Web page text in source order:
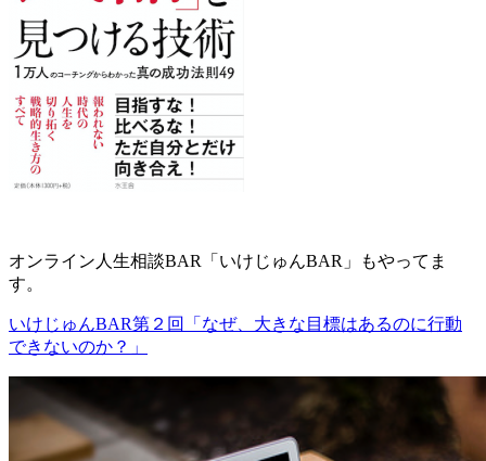
オンライン人生相談BAR「いけじゅんBAR」もやってま
す。
いけじゅんBAR第２回「なぜ、大きな目標はあるのに行動
できないのか？」